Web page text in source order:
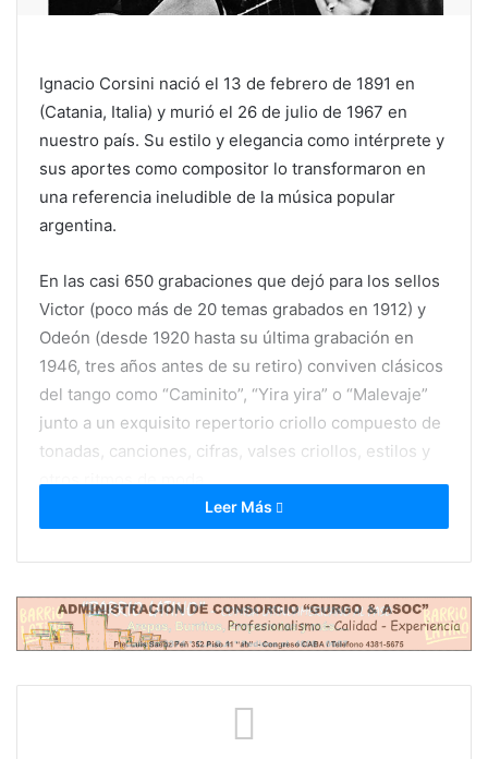
Ignacio Corsini nació el 13 de febrero de 1891 en
(Catania, Italia) y murió el 26 de julio de 1967 en
nuestro país. Su estilo y elegancia como intérprete y
sus aportes como compositor lo transformaron en
una referencia ineludible de la música popular
argentina.
En las casi 650 grabaciones que dejó para los sellos
Victor (poco más de 20 temas grabados en 1912) y
Odeón (desde 1920 hasta su última grabación en
1946, tres años antes de su retiro) conviven clásicos
del tango como “Caminito”, “Yira yira” o “Malevaje”
junto a un exquisito repertorio criollo compuesto de
tonadas, canciones, cifras, valses criollos, estilos y
otros ritmos de moda.
Su voz aguda, su fraseo liviano y la reincidencia
sobre la temática campera nos remiten a los últimos
trovadores, aquellos de la pampa que se convertía
en urbe a fines de 1800. Entre los nombres más
célebres de aquella escena payadoril de fin de siglo
Corsini -bautizado en su momento como “
Leer Más